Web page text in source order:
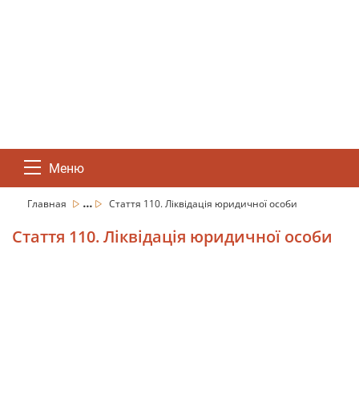
Меню
Главная ... Стаття 110. Ліквідація юридичної особи
Стаття 110. Ліквідація юридичної особи